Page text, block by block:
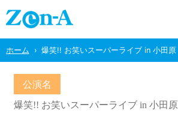
ホーム 爆笑!! お笑いスーパーライブ in 小田原
公演名
爆笑!! お笑いスーパーライブ in 小田原